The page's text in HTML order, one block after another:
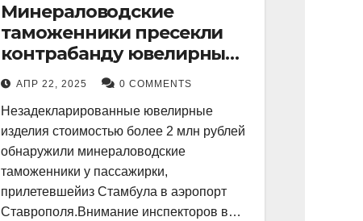
Минераловодские
таможенники пресекли
контрабанду ювелирных
изделий на 2 млн рублей
АПР 22, 2025 0 COMMENTS
Незадекларированные ювелирные
изделия стоимостью более 2 млн рублей
обнаружили минераловодские
таможенники у пассажирки,
прилетевшейиз Стамбула в аэропорт
Ставрополя.Внимание инспекторов в…